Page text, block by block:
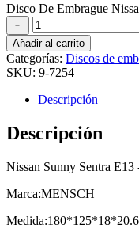
Disco De Embrague
﹣
Añadir al carrito
Categorías: Discos de
SKU: 9-7254
Descripción
Descripción
Nissan Sunny Sentra E13
Marca:MENSCH
Medida:180*125*18*20.6